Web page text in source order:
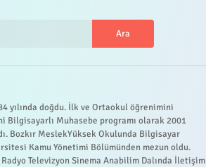
yılında doğdu. İlk ve Ortaokul öğrenimini
Bilgisayarlı Muhasebe programı olarak 2001
Bozkır MeslekYüksek Okulunda Bilgisayar
Kamu Yönetimi Bölümünden mezun oldu.
Televizyon Sinema Anabilim Dalında İletişim